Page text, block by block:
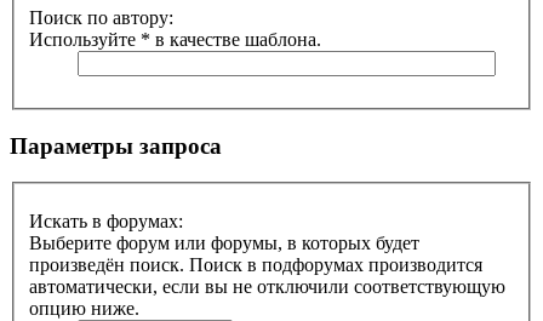
Поиск по автору:
Используйте * в качестве шаблона.
Параметры запроса
Искать в форумах:
Выберите форум или форумы, в которых будет
произведён поиск. Поиск в подфорумах производится
автоматически, если вы не отключили соответствующую
опцию ниже.